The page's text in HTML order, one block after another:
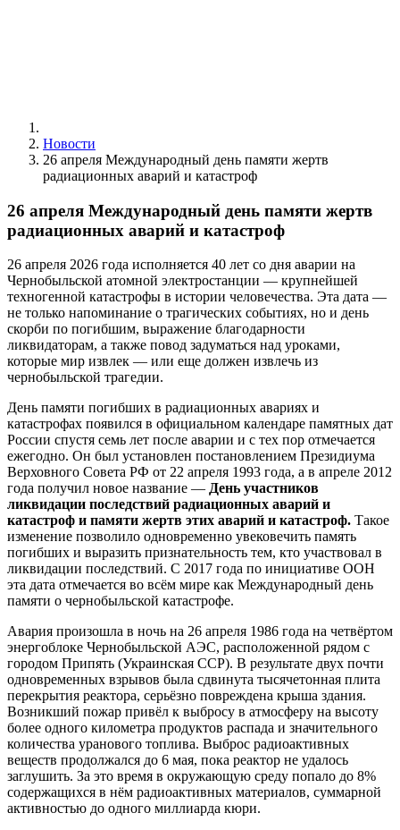
Новости
26 апреля Международный день памяти жертв
радиационных аварий и катастроф
26 апреля Международный день памяти жертв
радиационных аварий и катастроф
26 апреля 2026 года исполняется 40 лет со дня аварии на
Чернобыльской атомной электростанции — крупнейшей
техногенной катастрофы в истории человечества. Эта дата —
не только напоминание о трагических событиях, но и день
скорби по погибшим, выражение благодарности
ликвидаторам, а также повод задуматься над уроками,
которые мир извлек — или еще должен извлечь из
чернобыльской трагедии.
День памяти погибших в радиационных авариях и
катастрофах появился в официальном календаре памятных дат
России спустя семь лет после аварии и с тех пор отмечается
ежегодно. Он был установлен постановлением Президиума
Верховного Совета РФ от 22 апреля 1993 года, а в апреле 2012
года получил новое название — День участников
ликвидации последствий радиационных аварий и
катастроф и памяти жертв этих аварий и катастроф. Такое
изменение позволило одновременно увековечить память
погибших и выразить признательность тем, кто участвовал в
ликвидации последствий. С 2017 года по инициативе ООН
эта дата отмечается во всём мире как Международный день
памяти о чернобыльской катастрофе.
Авария произошла в ночь на 26 апреля 1986 года на четвёртом
энергоблоке Чернобыльской АЭС, расположенной рядом с
городом Припять (Украинская ССР). В результате двух почти
одновременных взрывов была сдвинута тысячетонная плита
перекрытия реактора, серьёзно повреждена крыша здания.
Возникший пожар привёл к выбросу в атмосферу на высоту
более одного километра продуктов распада и значительного
количества уранового топлива. Выброс радиоактивных
веществ продолжался до 6 мая, пока реактор не удалось
заглушить. За это время в окружающую среду попало до 8%
содержащихся в нём радиоактивных материалов, суммарной
активностью до одного миллиарда кюри.